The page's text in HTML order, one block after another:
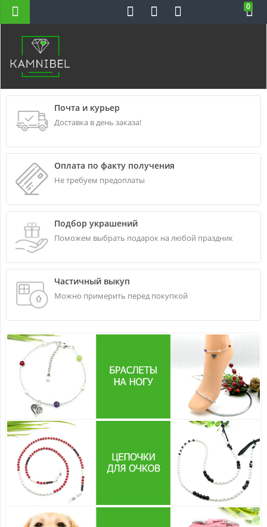
ВС 10-22
0
Почта и курьер
Доставка в день заказа!
Оплата по факту получения
Не требуем предоплаты
Подбор украшений
Поможем выбрать подарок на любой праздник
Частичный выкуп
Можно примерить перед покупкой